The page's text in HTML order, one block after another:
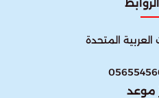
العربية المتحدة​
موعد